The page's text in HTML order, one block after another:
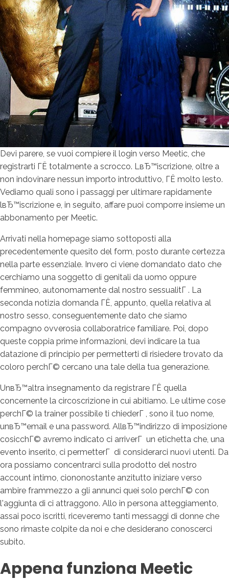
Devi parere, se vuoi compiere il login verso Meetic, che
registrarti ГЁ totalmente a scrocco. LвЂ™iscrizione, oltre a
non indovinare nessun importo introduttivo, ГЁ molto lesto.
Vediamo quali sono i passaggi per ultimare rapidamente
lвЂ™iscrizione e, in seguito, affare puoi comporre insieme un
abbonamento per Meetic.
Arrivati nella homepage siamo sottoposti alla
precedentemente quesito del form, posto durante certezza
nella parte essenziale. Invero ci viene domandato dato che
cerchiamo una soggetto di genitali da uomo oppure
femmineo, autonomamente dal nostro sessualitГ . La
seconda notizia domanda ГЁ, appunto, quella relativa al
nostro sesso, conseguentemente dato che siamo
compagno ovverosia collaboratrice familiare. Poi, dopo
queste coppia prime informazioni, devi indicare la tua
datazione di principio per permetterti di risiedere trovato da
coloro perchГ© cercano una tale della tua generazione.
UnвЂ™altra insegnamento da registrare ГЁ quella
concernente la circoscrizione in cui abitiamo. Le ultime cose
perchГ© la trainer possibile ti chiederГ , sono il tuo nome,
unвЂ™email e una password. AllвЂ™indirizzo di imposizione
cosicchГ© avremo indicato ci arriverГ un etichetta che, una
evento inserito, ci permetterГ di considerarci nuovi utenti. Da
ora possiamo concentrarci sulla prodotto del nostro
account intimo, ciononostante anzitutto iniziare verso
ambire frammezzo a gli annunci quei solo perchГ© con
l'aggiunta di ci attraggono. Allo in persona atteggiamento,
assai poco iscritti, riceveremo tanti messaggi di donne che
sono rimaste colpite da noi e che desiderano conoscerci
subito.
Appena funziona Meetic